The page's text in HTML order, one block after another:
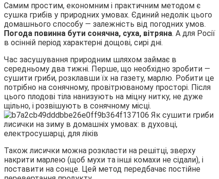
Самим простим, економним і практичним методом є
сушка грибів у природних умовах. Єдиний недолік цього
домашнього способу — залежність від погодних умов.
Погода повинна бути сонячна, суха, вітряна. А для Росії
в осінній період характерні дощові, сирі дні.
Час засушування природним шляхом займає в
середньому два тижні. Перше, що необхідно зробити —
сушити гриби, розклавши їх на газету, марлю. Робити це
потрібно на сонячному, провітрюваному просторі. Після
цього плодові тіла нанизують на міцну нитку, не дуже
щільно, і розвішують в сонячному місці.
Також лисички можна розкласти на решітці, зверху
накрити марлею (щоб мухи та інші комахи не сідали), і
поставити на сонце. Цей метод передбачає постійне